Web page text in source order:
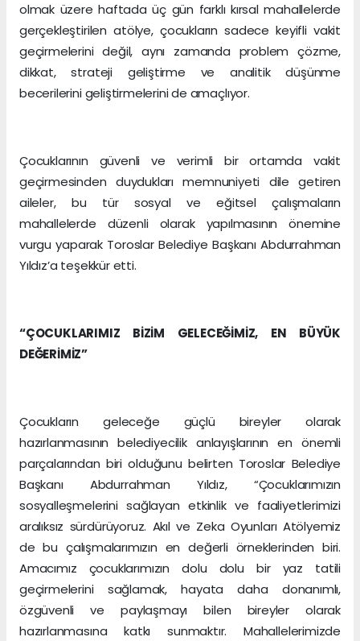
olmak üzere haftada üç gün farklı kırsal mahallelerde
gerçekleştirilen atölye, çocukların sadece keyifli vakit
geçirmelerini değil, aynı zamanda problem çözme,
dikkat, strateji geliştirme ve analitik düşünme
becerilerini geliştirmelerini de amaçlıyor.
Çocuklarının güvenli ve verimli bir ortamda vakit
geçirmesinden duydukları memnuniyeti dile getiren
aileler, bu tür sosyal ve eğitsel çalışmaların
mahallelerde düzenli olarak yapılmasının önemine
vurgu yaparak Toroslar Belediye Başkanı Abdurrahman
Yıldız’a teşekkür etti.
“ÇOCUKLARIMIZ BİZİM GELECEĞİMİZ, EN BÜYÜK
DEĞERİMİZ”
Çocukların geleceğe güçlü bireyler olarak
hazırlanmasının belediyecilik anlayışlarının en önemli
parçalarından biri olduğunu belirten Toroslar Belediye
Başkanı Abdurrahman Yıldız, “Çocuklarımızın
sosyalleşmelerini sağlayan etkinlik ve faaliyetlerimizi
aralıksız sürdürüyoruz. Akıl ve Zeka Oyunları Atölyemiz
de bu çalışmalarımızın en değerli örneklerinden biri.
Amacımız çocuklarımızın dolu dolu bir yaz tatili
geçirmelerini sağlamak, hayata daha donanımlı,
özgüvenli ve paylaşmayı bilen bireyler olarak
hazırlanmasına katkı sunmaktır. Mahallelerimizde